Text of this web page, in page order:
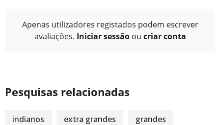
Apenas utilizadores registados podem escrever
avaliações. Iniciar sessão ou criar conta
Pesquisas relacionadas
indianos extra grandes grandes